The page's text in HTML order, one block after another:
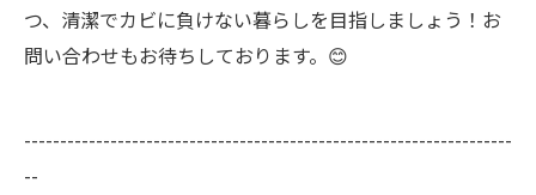
つ、清潔でカビに負けない暮らしを目指しましょう！お
問い合わせもお待ちしております。😊
--------------------------------------------------------------------
--